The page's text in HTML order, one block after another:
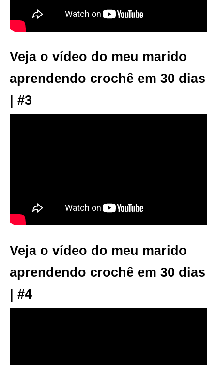
Veja o vídeo do meu marido
aprendendo crochê em 30 dias
| #3
Veja o vídeo do meu marido
aprendendo crochê em 30 dias
| #4